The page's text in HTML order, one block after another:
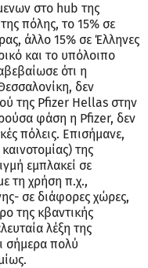
στο hub της
πόλης, το 15% σε
άλλο 15% σε Έλληνες
και το υπόλοιπο
ότι η
δεν
της Pfizer Hellas στην
φάση η Pfizer, δεν
πόλεις. Eπισήμανε,
της
εμπλακεί σε
τη χρήση π.χ.,
σε διάφορες χώρες,
της κβαντικής
λέξη της
σήμερα πολύ